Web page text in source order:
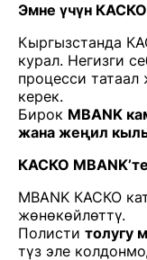
Эмне үчүн КАСКО
Кыргызстанда
курал. Негизги
процесси
керек.
Бирок MBANK
жана жеңил
КАСКО
MBANK КАСКО
жөнөкөйлөттү.
Полисти толугу
түз эле